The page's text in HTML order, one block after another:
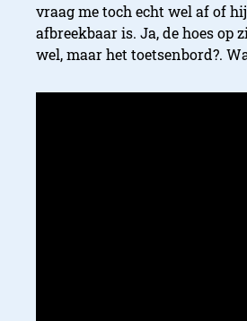
vraag me toch echt wel af of
afbreekbaar is. Ja, de hoes op
wel, maar het toetsenbord?.